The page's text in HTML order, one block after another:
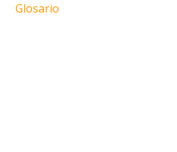
Glosario